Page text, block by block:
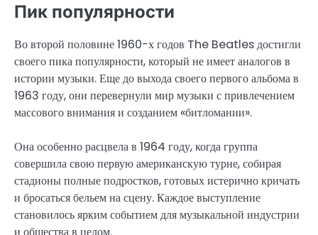
Пик популярности
Во второй половине 1960-х годов The Beatles достигли
своего пика популярности, который не имеет аналогов в
истории музыки. Еще до выхода своего первого альбома в
1963 году, они перевернули мир музыки с привлечением
массового внимания и созданием «битломании».
Она особенно расцвела в 1964 году, когда группа
совершила свою первую американскую турне, собирая
стадионы полные подростков, готовых истерично кричать
и бросаться бельем на сцену. Каждое выступление
становилось ярким событием для музыкальной индустрии